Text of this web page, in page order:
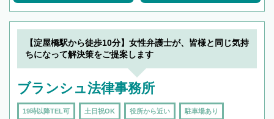
【淀屋橋駅から徒歩10分】女性弁護士が、皆様と同じ気持
ちになって解決策をご提案します
ブランシュ法律事務所
19時以降TEL可 土日祝OK 役所から近い 駐車場あり